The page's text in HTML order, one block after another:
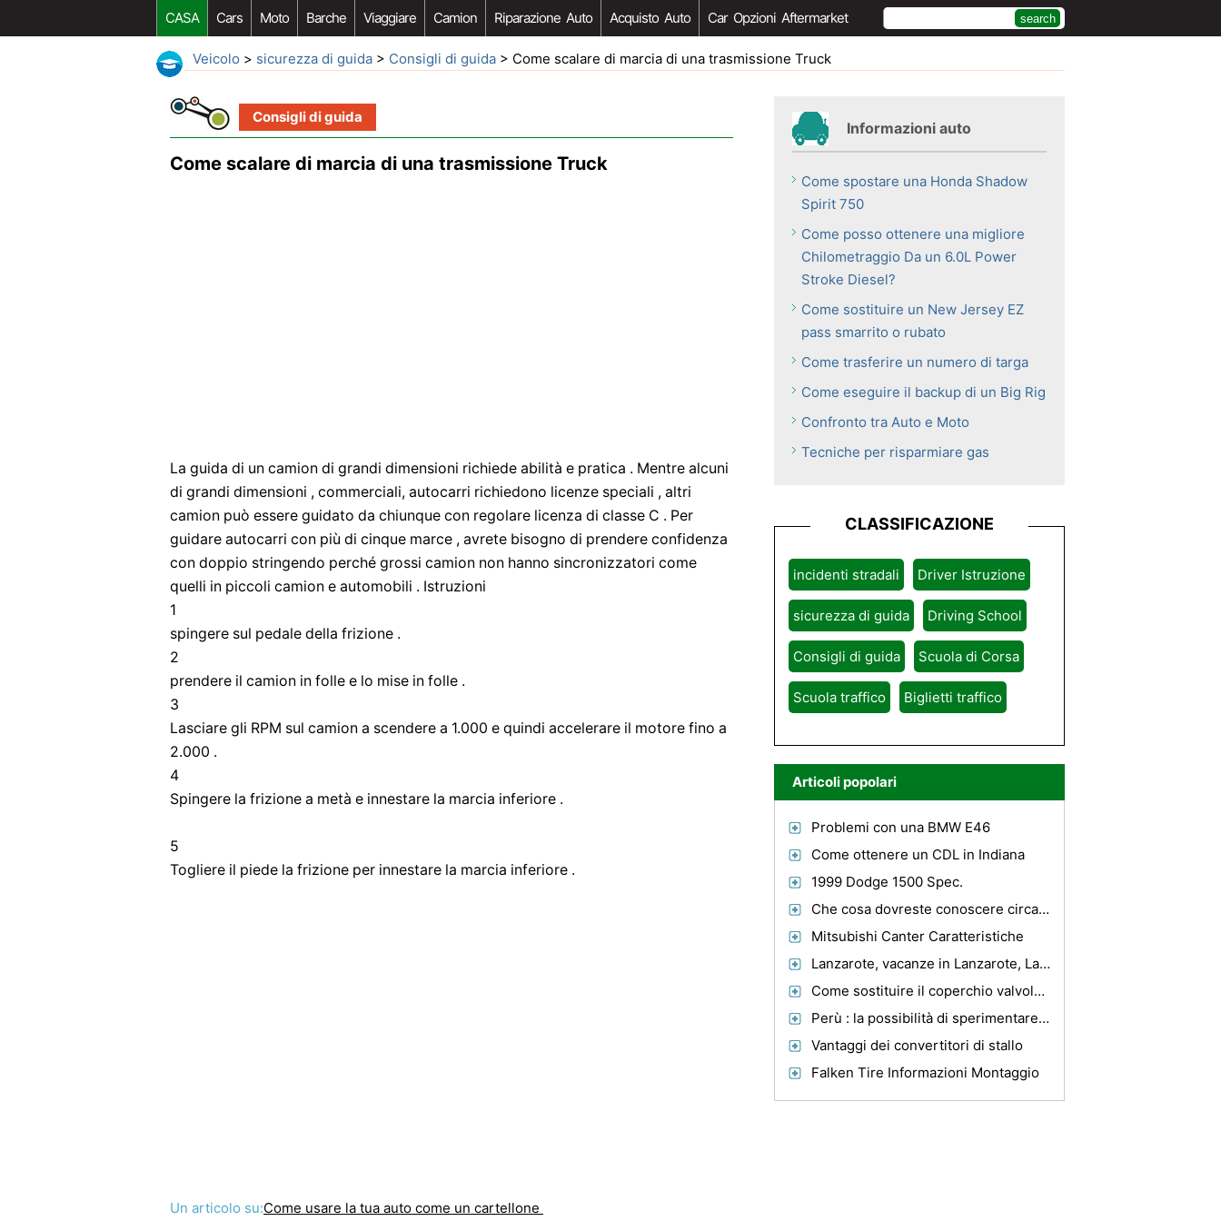
CASA Cars Moto Barche Viaggiare Camion Riparazione Auto Acquisto Auto Car Opzioni Aftermarket
Veicolo > sicurezza di guida > Consigli di guida > Come scalare di marcia di una trasmissione Truck
Consigli di guida
Come scalare di marcia di una trasmissione Truck
La guida di un camion di grandi dimensioni richiede abilità e pratica . Mentre alcuni
di grandi dimensioni , commerciali, autocarri richiedono licenze speciali , altri
camion può essere guidato da chiunque con regolare licenza di classe C . Per
guidare autocarri con più di cinque marce , avrete bisogno di prendere confidenza
con doppio stringendo perché grossi camion non hanno sincronizzatori come
quelli in piccoli camion e automobili . Istruzioni
1
spingere sul pedale della frizione .
2
prendere il camion in folle e lo mise in folle .
3
Lasciare gli RPM sul camion a scendere a 1.000 e quindi accelerare il motore fino a
2.000 .
4
Spingere la frizione a metà e innestare la marcia inferiore .
5
Togliere il piede la frizione per innestare la marcia inferiore .
Un articolo su:Come usare la tua auto come un cartellone
Informazioni auto
Come spostare una Honda Shadow
Spirit 750
Come posso ottenere una migliore
Chilometraggio Da un 6.0L Power
Stroke Diesel?
Come sostituire un New Jersey EZ
pass smarrito o rubato
Come trasferire un numero di targa
Come eseguire il backup di un Big Rig
Confronto tra Auto e Moto
Tecniche per risparmiare gas
CLASSIFICAZIONE
incidenti stradali Driver Istruzione
sicurezza di guida Driving School
Consigli di guida Scuola di Corsa
Scuola traffico Biglietti traffico
Articoli popolari
Problemi con una BMW E46
Come ottenere un CDL in Indiana
1999 Dodge 1500 Spec.
Che cosa dovreste conoscere circa Kayak Vendite
Mitsubishi Canter Caratteristiche
Lanzarote, vacanze in Lanzarote, Lanzarote Guida
Come sostituire il coperchio valvole Guarnizione di un 1994 Toyota Corolla
Perù : la possibilità di sperimentare l'ignoto
Vantaggi dei convertitori di stallo
Falken Tire Informazioni Montaggio